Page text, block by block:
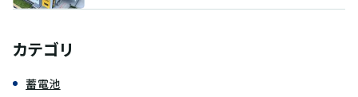
カテゴリ
蓄電池